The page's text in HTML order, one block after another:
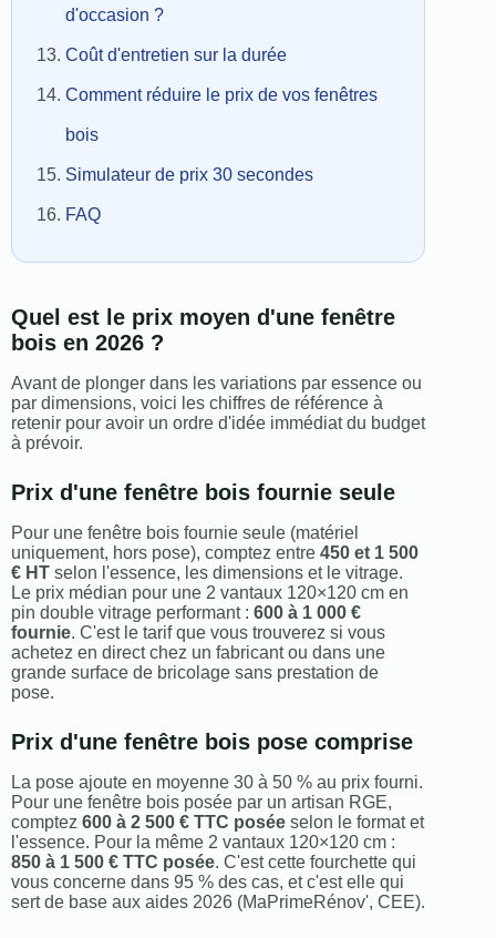
d'occasion ?
Coût d'entretien sur la durée
Comment réduire le prix de vos fenêtres
bois
Simulateur de prix 30 secondes
FAQ
Quel est le prix moyen d'une fenêtre
bois en 2026 ?
Avant de plonger dans les variations par essence ou
par dimensions, voici les chiffres de référence à
retenir pour avoir un ordre d'idée immédiat du budget
à prévoir.
Prix d'une fenêtre bois fournie seule
Pour une fenêtre bois fournie seule (matériel
uniquement, hors pose), comptez entre 450 et 1 500
€ HT selon l'essence, les dimensions et le vitrage.
Le prix médian pour une 2 vantaux 120×120 cm en
pin double vitrage performant : 600 à 1 000 €
fournie. C'est le tarif que vous trouverez si vous
achetez en direct chez un fabricant ou dans une
grande surface de bricolage sans prestation de
pose.
Prix d'une fenêtre bois pose comprise
La pose ajoute en moyenne 30 à 50 % au prix fourni.
Pour une fenêtre bois posée par un artisan RGE,
comptez 600 à 2 500 € TTC posée selon le format et
l'essence. Pour la même 2 vantaux 120×120 cm :
850 à 1 500 € TTC posée. C'est cette fourchette qui
vous concerne dans 95 % des cas, et c'est elle qui
sert de base aux aides 2026 (MaPrimeRénov', CEE).